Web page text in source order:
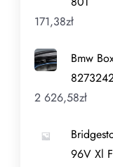
171,38zł
Bmw
2 626,58zł
96V Xl